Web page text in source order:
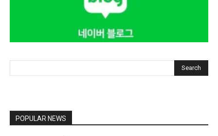
Search
POPULAR NEWS